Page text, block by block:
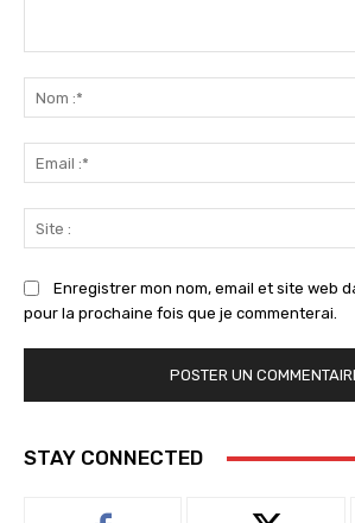
Enregistrer mon nom, email et site web
pour la prochaine fois que je commenterai.
STAY CONNECTED